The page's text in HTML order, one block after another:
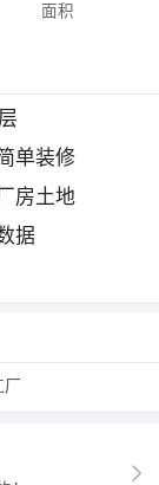
面积
单装修
房土地
据
厂